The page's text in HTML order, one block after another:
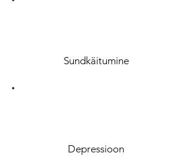
Sundkäitumine
Depressioon